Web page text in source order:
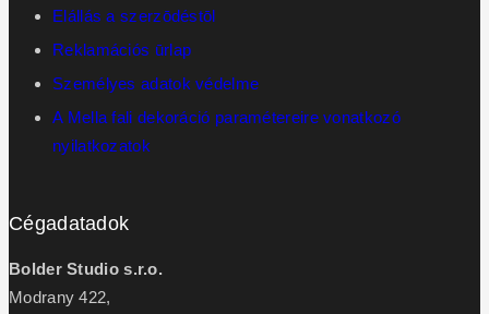
Elállás a szerzōdéstōl
Reklamációs ūrlap
Személyes adatok védelme
A Mella fali dekoráció paramétereire vonatkozó
nyilatkozatok
Cégadatadok
Bolder Studio s.r.o.
Modrany 422,